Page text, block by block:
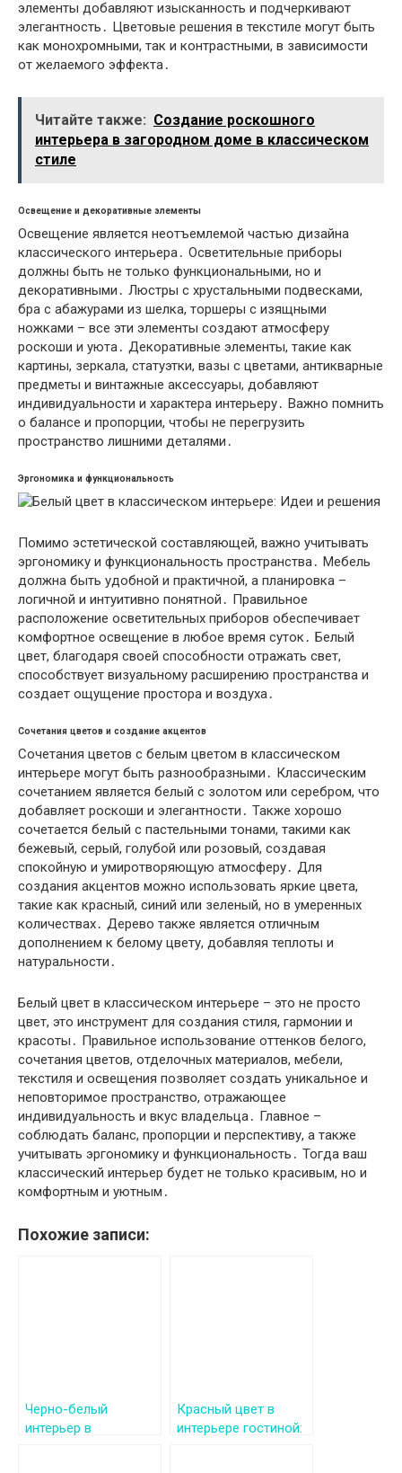
элементы добавляют изысканность и подчеркивают
элегантность․ Цветовые решения в текстиле могут быть
как монохромными, так и контрастными, в зависимости
от желаемого эффекта․
Читайте также: Создание роскошного
интерьера в загородном доме в классическом
стиле
Освещение и декоративные элементы
Освещение является неотъемлемой частью дизайна
классического интерьера․ Осветительные приборы
должны быть не только функциональными, но и
декоративными․ Люстры с хрустальными подвесками,
бра с абажурами из шелка, торшеры с изящными
ножками – все эти элементы создают атмосферу
роскоши и уюта․ Декоративные элементы, такие как
картины, зеркала, статуэтки, вазы с цветами, антикварные
предметы и винтажные аксессуары, добавляют
индивидуальности и характера интерьеру․ Важно помнить
о балансе и пропорции, чтобы не перегрузить
пространство лишними деталями․
Эргономика и функциональность
Помимо эстетической составляющей, важно учитывать
эргономику и функциональность пространства․ Мебель
должна быть удобной и практичной, а планировка –
логичной и интуитивно понятной․ Правильное
расположение осветительных приборов обеспечивает
комфортное освещение в любое время суток․ Белый
цвет, благодаря своей способности отражать свет,
способствует визуальному расширению пространства и
создает ощущение простора и воздуха․
Сочетания цветов и создание акцентов
Сочетания цветов с белым цветом в классическом
интерьере могут быть разнообразными․ Классическим
сочетанием является белый с золотом или серебром, что
добавляет роскоши и элегантности․ Также хорошо
сочетается белый с пастельными тонами, такими как
бежевый, серый, голубой или розовый, создавая
спокойную и умиротворяющую атмосферу․ Для
создания акцентов можно использовать яркие цвета,
такие как красный, синий или зеленый, но в умеренных
количествах․ Дерево также является отличным
дополнением к белому цвету, добавляя теплоты и
натуральности․
Белый цвет в классическом интерьере – это не просто
цвет, это инструмент для создания стиля, гармонии и
красоты․ Правильное использование оттенков белого,
сочетания цветов, отделочных материалов, мебели,
текстиля и освещения позволяет создать уникальное и
неповторимое пространство, отражающее
индивидуальность и вкус владельца․ Главное –
соблюдать баланс, пропорции и перспективу, а также
учитывать эргономику и функциональность․ Тогда ваш
классический интерьер будет не только красивым, но и
комфортным и уютным․
Похожие записи:
Черно-белый
интерьер в
Красный цвет в
интерьере гостиной: